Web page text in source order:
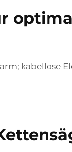
kabellose